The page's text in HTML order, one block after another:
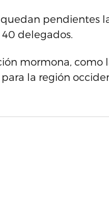
pendientes
delegados.
mormona, como
la región